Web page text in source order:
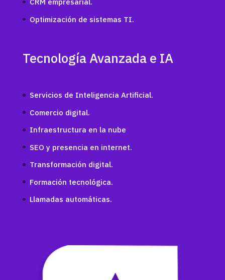
Optimización de sistemas TI.
Tecnología Avanzada e IA
Servicios de Inteligencia Artificial.
Comercio digital.
Infraestructura en la nube
SEO y presencia en internet.
Transformación digital.
Formación tecnológica.
Llamadas automáticas.